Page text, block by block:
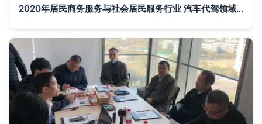
2020年居民商务服务与社会居民服务行业 汽车代驾领域市场调查报告与分析